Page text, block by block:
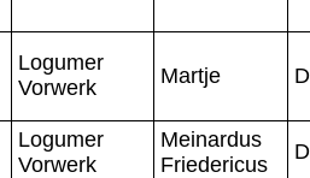
Logumer
Vorwerk
Martje
Logumer
Vorwerk
Meinardus
Friedericus